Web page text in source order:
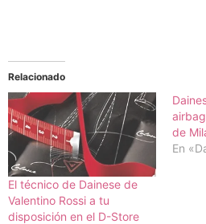
Relacionado
El técnico de Dainese de
Valentino Rossi a tu
disposición en el D-Store
de
En